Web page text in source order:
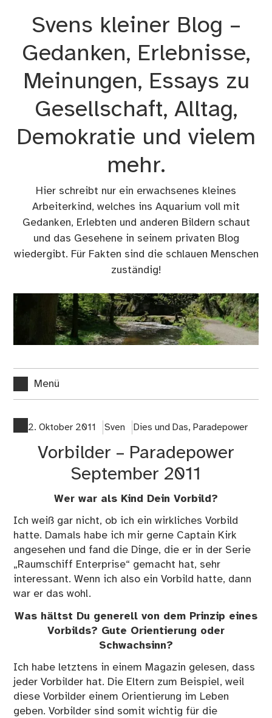
Svens kleiner Blog –
Gedanken, Erlebnisse,
Meinungen, Essays zu
Gesellschaft, Alltag,
Demokratie und vielem
mehr.
Hier schreibt nur ein erwachsenes kleines
Arbeiterkind, welches ins Aquarium voll mit
Gedanken, Erlebten und anderen Bildern schaut
und das Gesehene in seinem privaten Blog
wiedergibt. Für Fakten sind die schlauen Menschen
zuständig!
Menü
2. Oktober 2011 Sven Dies und Das, Paradepower
Vorbilder – Paradepower
September 2011
Wer war als Kind Dein Vorbild?
Ich weiß gar nicht, ob ich ein wirkliches Vorbild
hatte. Damals habe ich mir gerne Captain Kirk
angesehen und fand die Dinge, die er in der Serie
„Raumschiff Enterprise“ gemacht hat, sehr
interessant. Wenn ich also ein Vorbild hatte, dann
war er das wohl.
Was hältst Du generell von dem Prinzip eines
Vorbilds? Gute Orientierung oder
Schwachsinn?
Ich habe letztens in einem Magazin gelesen, dass
jeder Vorbilder hat. Die Eltern zum Beispiel, weil
diese Vorbilder einem Orientierung im Leben
geben. Vorbilder sind somit wichtig für die